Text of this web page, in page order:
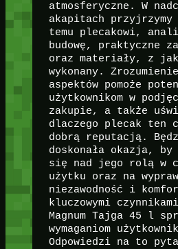
atmosferyczne. W
akapitach
temu plecakowi,
budowę, praktyczne
oraz materiały, z
wykonany.
aspektów pomoże
użytkownikom w
zakupie, a także
dlaczego plecak ten
dobrą reputacją.
doskonała okazja, by
się nad jego rolą w
użytku oraz na
niezawodność i
kluczowymi
Magnum Tajga 45 l
wymaganiom
Odpowiedzi na to